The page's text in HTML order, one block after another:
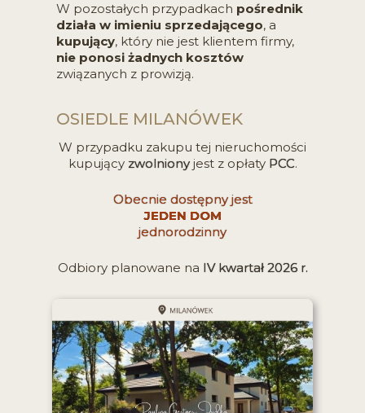
Odbiory planowane na IV kwartał 2026 r.
Obecnie dostępny jest
JEDEN DOM
jednorodzinny
W przypadku zakupu tej nieruchomości
kupujący zwolnionyjest z opłaty PCC.
OSIEDLE MILANÓWEK
W pozostałych przypadkach pośrednik
działa w imieniu sprzedającego, a
kupujący, który nie jest klientem firmy,
nie ponosi żadnych kosztów
związanych z prowizją.